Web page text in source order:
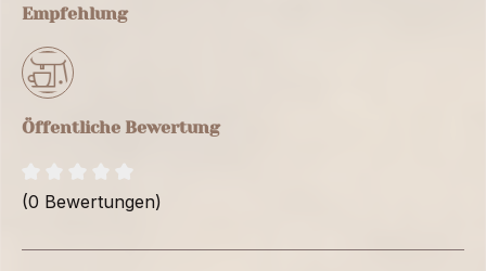
Empfehlung
Öffentliche Bewertung
(0 Bewertungen)